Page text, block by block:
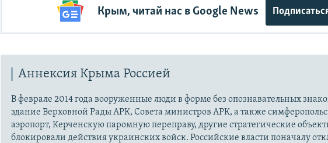
Крым, читай нас в Google News
Аннексия Крыма Россией
В феврале 2014 года вооруженные люди в форме без опознавательных
здание Верховной Рады АРК, Совета министров АРК, а также
аэропорт, Керченскую паромную переправу, другие стратегические
блокировали действия украинских войск. Российские власти поначалу